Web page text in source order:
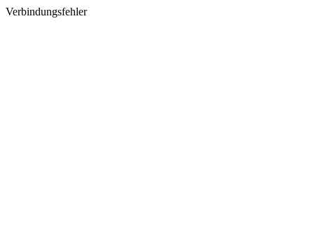
Verbindungsfehler